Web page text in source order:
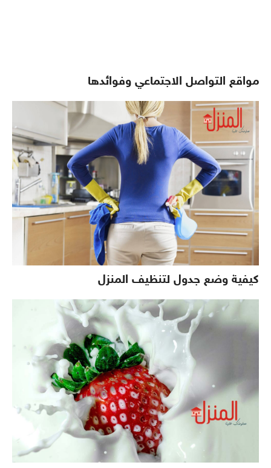
مواقع التواصل الاجتماعي وفوائدها
كيفية وضع جدول لتنظيف المنزل